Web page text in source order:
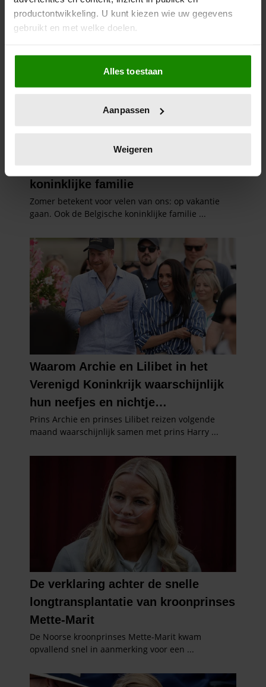
productontwikkeling. U kunt kiezen wie uw gegevens
gebruikt en met welke doelen.
Als u het toestaat, willen we ook graag:
Informatie verzamelen over uw geografische
locatie, die tot een paar meter nauwkeurig kan zijn
scannen op specifieke eigenschappen (fingerprinting)
verwerkt en stel uw voorkeuren in het
intrekken in de Cookieverklaring.
We gebruiken cookies om content en advertenties te
personaliseren, om functies voor social media te bieden
informatie over uw gebruik van onze site met onze
partners voor social media, adverteren en analyse. Deze
partners kunnen deze gegevens combineren met andere
informatie die u aan ze heeft verstrekt of die ze hebben
verzameld op basis van uw gebruik van hun services. U
gaat akkoord met onze cookies als u onze website blijft
Alles toestaan
Aanpassen
Weigeren